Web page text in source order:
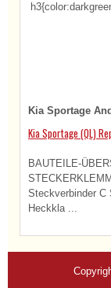
Kia Sportage
Kia Sportage (QL)
BAUTEILE-
Steckverbinder C
Heckkla ...